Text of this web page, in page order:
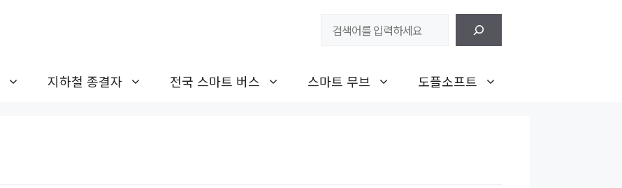
지하철 종결자 전국 스마트 버스 스마트 무브 도플소프트